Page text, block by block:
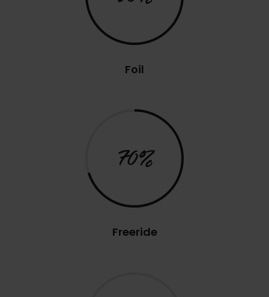
Foil
70%
Freeride